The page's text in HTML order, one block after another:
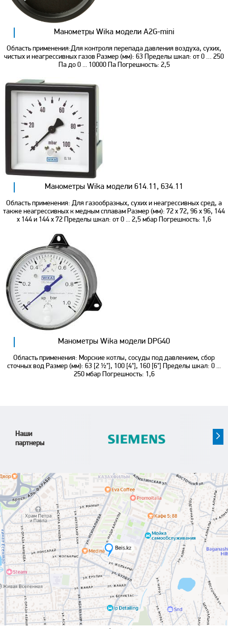
Манометры Wika модели A2G-mini
Область применения:Для контроля перепада давления воздуха, сухих,
чистых и неагрессивных газов Размер (мм): 63 Пределы шкал: от 0 … 250
Па до 0 ... 10000 Па Погрешность: 2,5
Манометры Wika модели 614.11, 634.11
Область применения: Для газообразных, сухих и неагрессивных сред, а
также неагрессивных к медным сплавам Размер (мм): 72 x 72, 96 x 96, 144
x 144 и 144 x 72 Пределы шкал: от 0 ... 2,5 мбар Погрешность: 1,6
Манометры Wika модели DPG40
Область применения: Морские котлы, сосуды под давлением, сбор
сточных вод Размер (мм): 63 [2 ½"], 100 [4"], 160 [6"] Пределы шкал: 0 ...
250 мбар Погрешность: 1,6
Наши
партнеры